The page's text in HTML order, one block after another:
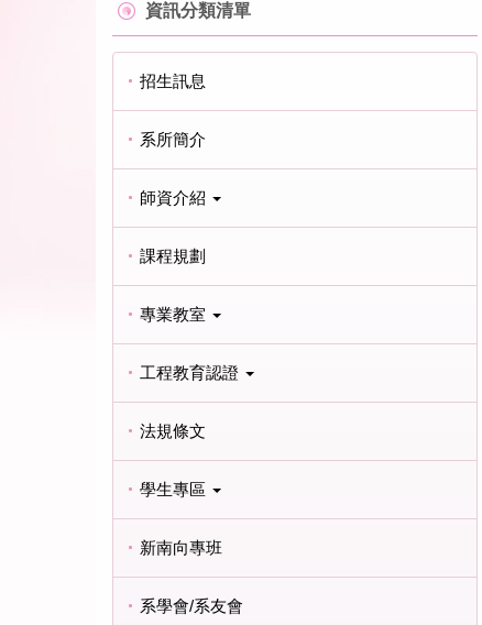
資訊分類清單
招生訊息
系所簡介
師資介紹
課程規劃
專業教室
工程教育認證
法規條文
學生專區
新南向專班
系學會/系友會